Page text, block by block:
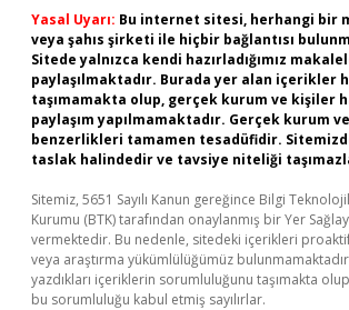
Yasal Uyarı: Bu internet sitesi, herhangi bir
veya şahıs şirketi ile hiçbir bağlantısı
Sitede yalnızca kendi hazırladığımız
paylaşılmaktadır. Burada yer alan içerikler
taşımamakta olup, gerçek kurum ve kişiler
paylaşım yapılmamaktadır. Gerçek kurum
benzerlikleri tamamen tesadüfidir.
taslak halindedir ve tavsiye niteliği
Sitemiz, 5651 Sayılı Kanun gereğince Bilgi
Kurumu (BTK) tarafından onaylanmış bir Yer
vermektedir. Bu nedenle, sitedeki içerikleri
veya araştırma yükümlülüğümüz
yazdıkları içeriklerin sorumluluğunu taşımakta
bu sorumluluğu kabul etmiş sayılırlar.